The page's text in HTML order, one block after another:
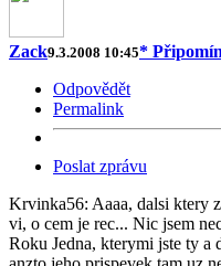
Zack9.3.2008 10:45*
Odpovědět
Permalink
Poslat zprávu
Krvinka56: Aaaa, dalsi ktery
vi, o cem je rec... Nic jsem
Roku Jedna, kterymi jste ty a